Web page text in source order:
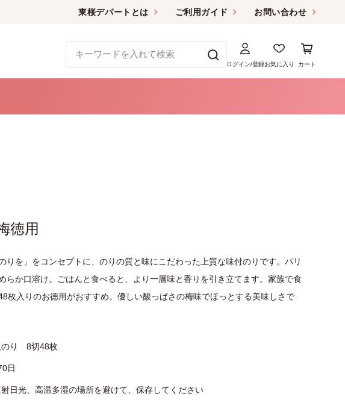
東桜デパートとは ご利用ガイド お問い合わせ
ログイン/登録お気に入り カート
徳用
りを」をコンセプトに、のりの質と味にこだわった上質な味付のりです。パリ
らか口溶け。ごはんと食べると、より一層味と香りを引き立てます。家族で食
枚入りのお徳用がおすすめ。優しい酸っぱさの梅味でほっとする美味しさで
のり 8切48枚
日
日光、高温多湿の場所を避けて、保存してください